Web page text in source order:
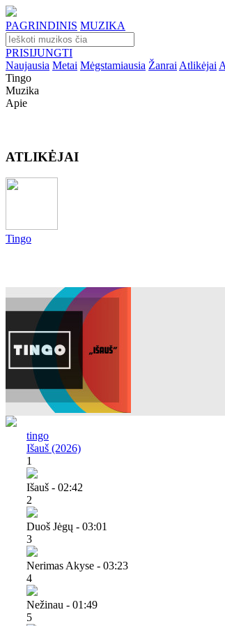
PAGRINDINIS MUZIKA
PRISIJUNGTI
Naujausia Metai Mėgstamiausia Žanrai Atlikėjai
Tingo
Muzika
Apie
ATLIKĖJAI
Tingo
tingo
Išauš (2026)
1
Išauš - 02:42
2
Duoš Jėgų - 03:01
3
Nerimas Akyse - 03:23
4
Nežinau - 01:49
5